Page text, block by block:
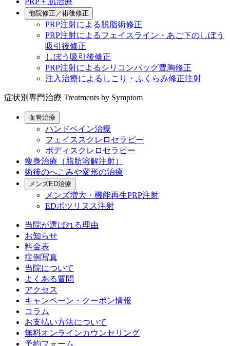
他院修正／術後修正
PRP注射による脱脂術修正
PRP注射によるフェイスライン・あご下のしぼう
吸引後修正
しぼう吸引後修正
PRP注射によるシリコンバッグ豊胸修正
注入治療によるしこり・ふくらみ修正注射
症状別専門治療 Treatments by Symptom
血管治療
ハンドベイン治療
フェイススクレロセラピー
ボディスクレロセラピー
痩身治療（脂肪溶解注射）
術後のへこみや変形の治療
メンズED治療
メンズ増大・機能再生PRP注射
EDボツリヌス注射
当院が選ばれる理由
お知らせ
料金表
症例写真
当院について
よくある質問
アクセス
キャンペーン・クーポン情報
コラム
お支払い方法について
無料オンラインカウンセリング
予約フォーム